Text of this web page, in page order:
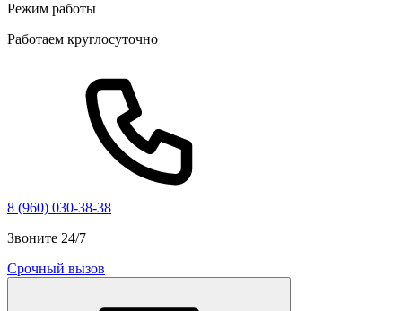
Режим работы
Работаем круглосуточно
8 (960) 030-38-38
Звоните 24/7
Срочный вызов